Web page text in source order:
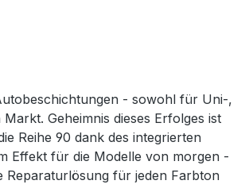
- sowohl für Uni-,
Geheimnis dieses Erfolges ist
Reihe 90 dank des integrierten
Effekt für die Modelle von morgen -
Reparaturlösung für jeden Farbton